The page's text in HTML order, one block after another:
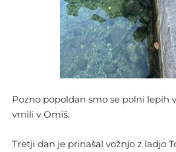
Pozno popoldan smo se polni lepih
vrnili v Omiš.
Tretji dan je prinašal vožnjo z ladjo